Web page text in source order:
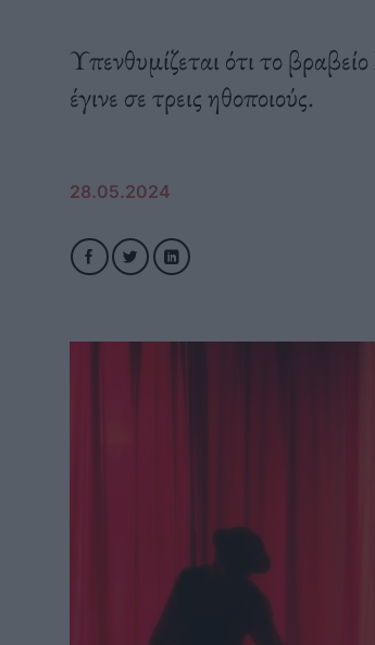
Υπενθυμίζεται ότι το
έγινε σε τρεις ηθοποιούς.
28.05.2024